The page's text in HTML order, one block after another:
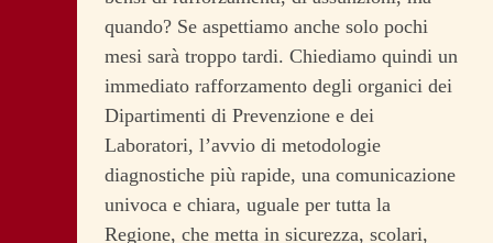
quando? Se aspettiamo anche solo pochi
mesi sarà troppo tardi. Chiediamo quindi un
immediato rafforzamento degli organici dei
Dipartimenti di Prevenzione e dei
Laboratori, l’avvio di metodologie
diagnostiche più rapide, una comunicazione
univoca e chiara, uguale per tutta la
Regione, che metta in sicurezza, scolari,